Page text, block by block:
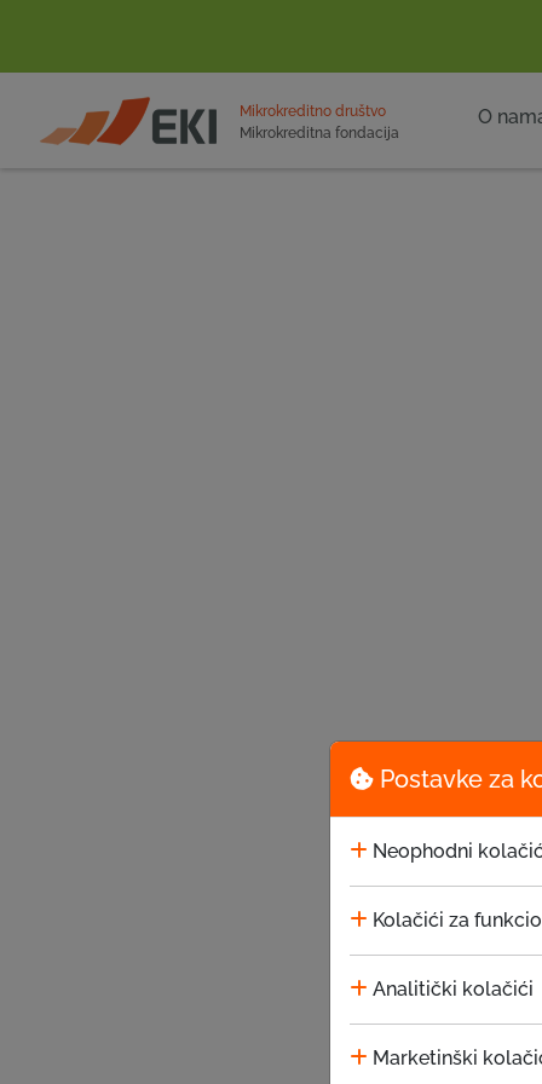
POČETNA
Mikrokreditno društvo
Mikrokreditna fondacija
O
Postavke za
Neophodni
Kolačići za
Analitički kolačići
Marketinški